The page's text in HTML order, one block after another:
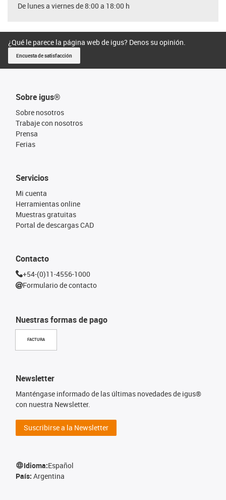
De lunes a viernes de 8:00 a 18:00 h
¿Qué le parece la página web de igus? Denos su opinión.
Encuesta de satisfacción
Sobre igus®
Sobre nosotros
Trabaje con nosotros
Prensa
Ferias
Nuestras formas de pago
FACTURA
Servicios
Mi cuenta
Herramientas online
Muestras gratuitas
Portal de descargas CAD
Contacto
+54-(0)11-4556-1000
Formulario de contacto
Newsletter
Manténgase informado de las últimas novedades de igus®
con nuestra Newsletter.
Suscribirse a la Newsletter
Idioma:Español
País: Argentina